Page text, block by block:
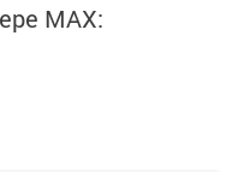
MАХ: